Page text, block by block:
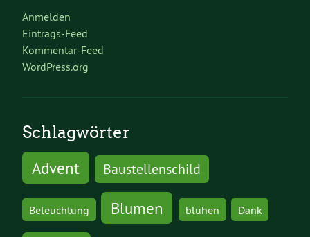
Anmelden
Eintrags-Feed
Kommentar-Feed
WordPress.org
Schlagwörter
Advent
Baustellenschild
Beleuchtung Blumen blühen Dank